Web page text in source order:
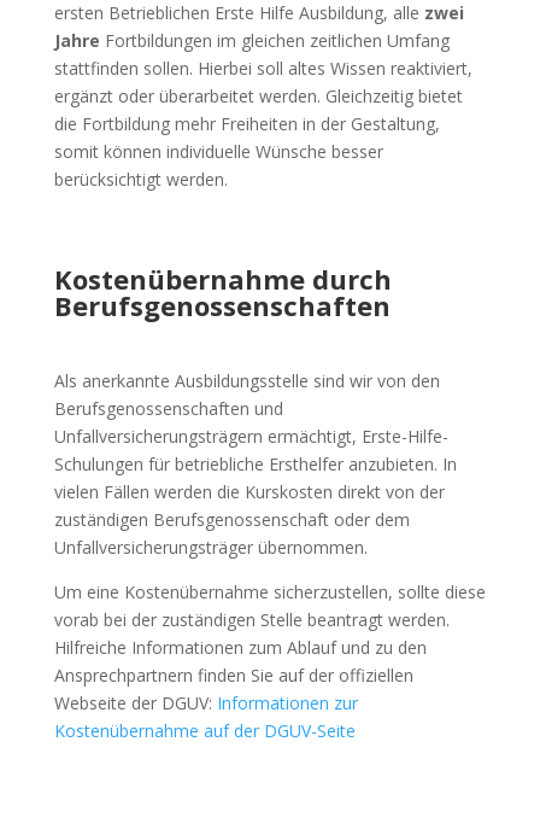
ersten Betrieblichen Erste Hilfe Ausbildung, alle zwei
Jahre Fortbildungen im gleichen zeitlichen Umfang
stattfinden sollen. Hierbei soll altes Wissen reaktiviert,
ergänzt oder überarbeitet werden. Gleichzeitig bietet
die Fortbildung mehr Freiheiten in der Gestaltung,
somit können individuelle Wünsche besser
berücksichtigt werden.
Kostenübernahme durch
Berufsgenossenschaften
Als anerkannte Ausbildungsstelle sind wir von den
Berufsgenossenschaften und
Unfallversicherungsträgern ermächtigt, Erste-Hilfe-
Schulungen für betriebliche Ersthelfer anzubieten. In
vielen Fällen werden die Kurskosten direkt von der
zuständigen Berufsgenossenschaft oder dem
Unfallversicherungsträger übernommen.
Um eine Kostenübernahme sicherzustellen, sollte diese
vorab bei der zuständigen Stelle beantragt werden.
Hilfreiche Informationen zum Ablauf und zu den
Ansprechpartnern finden Sie auf der offiziellen
Webseite der DGUV: Informationen zur
Kostenübernahme aufderDGUV-Seite